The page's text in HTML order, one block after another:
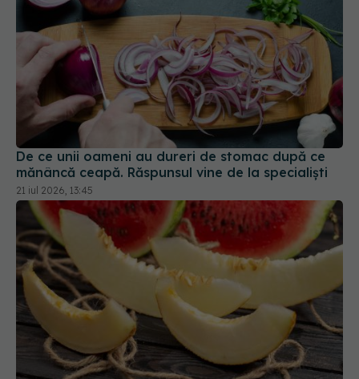
De ce unii oameni au dureri de stomac după ce
mănâncă ceapă. Răspunsul vine de la specialiști
21 iul 2026, 13:45